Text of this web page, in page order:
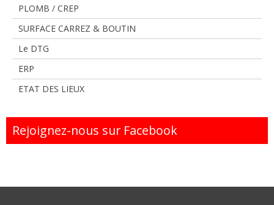
PLOMB / CREP
SURFACE CARREZ & BOUTIN
Le DTG
ERP
ETAT DES LIEUX
Rejoignez-nous sur Facebook